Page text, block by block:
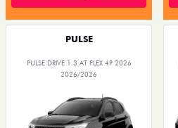
PULSE
PULSE DRIVE 1.3 AT FLEX 4P 2026
2026/2026